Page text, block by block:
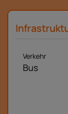
Verkehr
Bus